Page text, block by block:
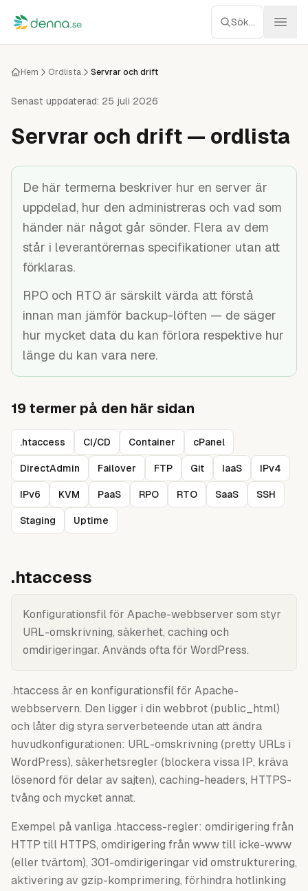
Hoppa till innehåll Sök...
Webbhotell
Managed WP
Servrar
Molnlagring
Recensioner
Guider
Hem Ordlista Servrar och drift
Senast uppdaterad: 25 juli 2026
Servrar och drift — ordlista
De här termerna beskriver hur en server är
uppdelad, hur den administreras och vad som
händer när något går sönder. Flera av dem
står i leverantörernas specifikationer utan att
förklaras.
RPO och RTO är särskilt värda att förstå
innan man jämför backup-löften — de säger
hur mycket data du kan förlora respektive hur
länge du kan vara nere.
19 termer på den här sidan
.htaccess CI/CD Container cPanel
DirectAdmin Failover FTP Git IaaS IPv4
IPv6 KVM PaaS RPO RTO SaaS SSH
Staging Uptime
.htaccess
Konfigurationsfil för Apache-webbserver som styr
URL-omskrivning, säkerhet, caching och
omdirigeringar. Används ofta för WordPress.
.htaccess är en konfigurationsfil för Apache-
webbservern. Den ligger i din webbrot (public_html)
och låter dig styra serverbeteende utan att ändra
huvudkonfigurationen: URL-omskrivning (pretty URLs i
WordPress), säkerhetsregler (blockera vissa IP, kräva
lösenord för delar av sajten), caching-headers, HTTPS-
tvång och mycket annat.
Exempel på vanliga .htaccess-regler: omdirigering från
HTTP till HTTPS, omdirigering från www till icke-www
(eller tvärtom), 301-omdirigeringar vid omstrukturering,
aktivering av gzip-komprimering, förhindra hotlinking